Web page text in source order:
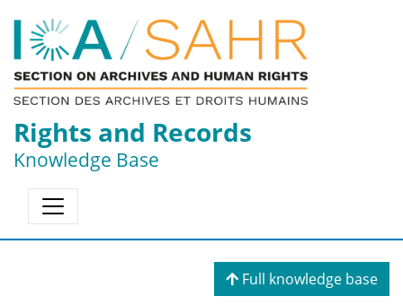
Rights and Records
Knowledge Base
Full knowledge base